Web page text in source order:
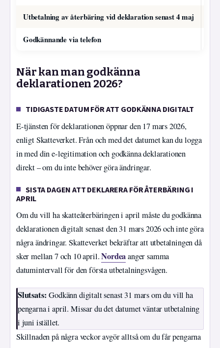
Utbetalning av återbäring vid deklaration senast 4 maj
Godkännande via telefon
När kan man godkänna
deklarationen 2026?
TIDIGASTE DATUM FÖR ATT GODKÄNNA DIGITALT
E-tjänsten för deklarationen öppnar den 17 mars 2026,
enligt Skatteverket. Från och med det datumet kan du logga
in med din e-legitimation och godkänna deklarationen
direkt – om du inte behöver göra ändringar.
SISTA DAGEN ATT DEKLARERA FÖR ÅTERBÄRING I
APRIL
Om du vill ha skatteåterbäringen i april måste du godkänna
deklarationen digitalt senast den 31 mars 2026 och inte göra
några ändringar. Skatteverket bekräftar att utbetalningen då
sker mellan 7 och 10 april.Nordeaanger samma
datumintervall för den första utbetalningsvågen.
Slutsats: Godkänn digitalt senast 31 mars om du vill ha
pengarna i april. Missar du det datumet väntar utbetalning
i juni istället.
Skillnaden på några veckor avgör alltså om du får pengarna